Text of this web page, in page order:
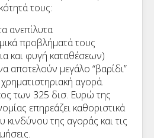
τους:
ανεπίλυτα
προβλήματά τους
και φυγή καταθέσεων)
αποτελούν μεγάλο “βαρίδι”
αγορά.
των 325 δισ. Ευρώ της
επηρεάζει καθοριστικά
κινδύνου της αγοράς και τις